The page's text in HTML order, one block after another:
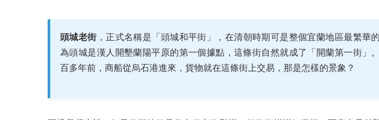
頭城老街 ，正式名稱是「頭城和平街」，在清朝時期可是整個宜蘭地區最繁華
為頭城是漢人開墾蘭陽平原的第一個據點，這條街自然就成了「開蘭第一街」
百多年前，商船從烏石港進來，貨物就在這條街上交易，那是怎樣的景象？